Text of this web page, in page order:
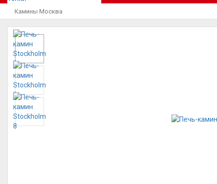
Камины Москва